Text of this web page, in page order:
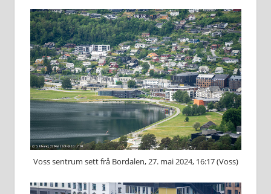
Voss sentrum sett frå Bordalen, 27. mai 2024, 16:17 (Voss)